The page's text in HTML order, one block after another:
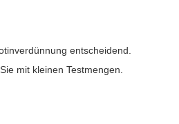
entscheidend.
mit kleinen Testmengen.